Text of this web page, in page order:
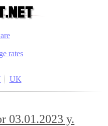
rates
UK
03.01.2023 y.